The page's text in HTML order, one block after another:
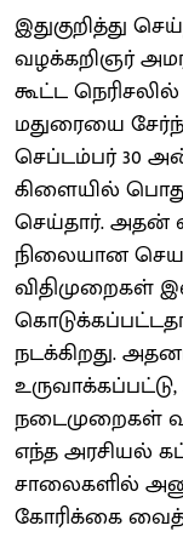
இதுகுறித்து
வழக்கறிஞர்
கூட்ட
மதுரையை
செப்டம்பர் 30
கிளையில்
செய்தார். அதன்
நிலையான
விதிமுறைகள்
நடக்கிறது.
நடைமுறைகள்
எந்த அரசியல்
சாலைகளில்
கோரிக்கை